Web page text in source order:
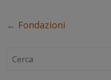
← Fondazioni